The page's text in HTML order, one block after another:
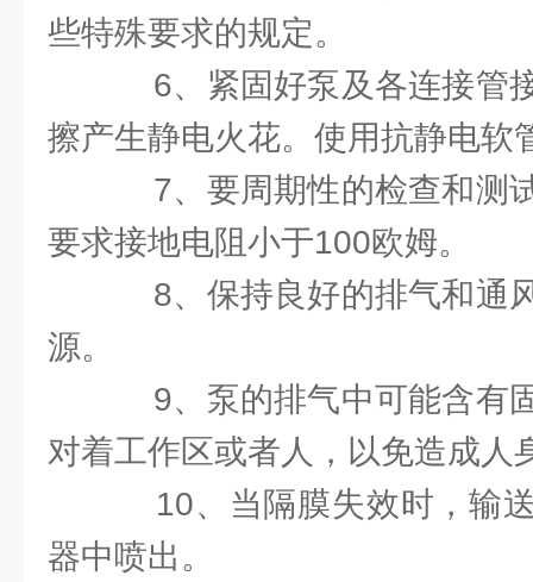
些特殊要求的规定。
6、紧固好泵及各连接管
擦产生静电火花。使用抗静电软
7、要周期性的检查和测
要求接地电阻小于100欧姆。
8、保持良好的排气和通
源。
9、泵的排气中可能含有
对着工作区或者人，以免造成人
10、当隔膜失效时，输
器中喷出。